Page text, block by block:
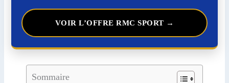
VOIR L’OFFRE RMC SPORT →
Sommaire